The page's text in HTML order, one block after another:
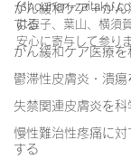
がん緩和ケア＋が
する
がん緩和ケア医療を
鬱滞性皮膚炎・潰瘍
失禁関連皮膚炎を科
慢性難治性疼痛に
する
(shounan-
は逗子、葉山、横須
安心に寄与して参り